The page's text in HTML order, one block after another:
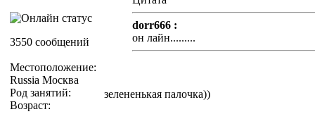
3550 сообщений
Местоположение:
Russia Москва
Род занятий:
Возраст:
dorr666 :
он лайн.........
зелененькая палочка))